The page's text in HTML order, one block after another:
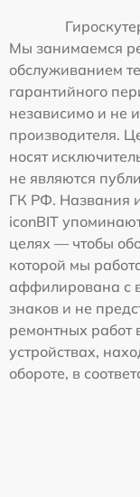
Мы занимаемся
обслуживанием
гарантийного
независимо и не
производителя.
носят
не являются
ГК РФ. Названия
iconBIT
целях — чтобы
которой мы
аффилирована с
знаков и не
ремонтных работ
устройствах,
обороте, в